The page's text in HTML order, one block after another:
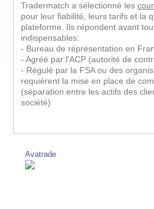
Tradermatch a sélectionné les
pour leur fiabilité, leurs tarifs et la
plateforme. Ils répondent avant
indispensables:
- Bureau de réprésentation en
- Agréé par l'ACP (autorité de
- Régulé par la FSA ou des
requièrent la mise en place de
(séparation entre les actifs des
société)
Avatrade